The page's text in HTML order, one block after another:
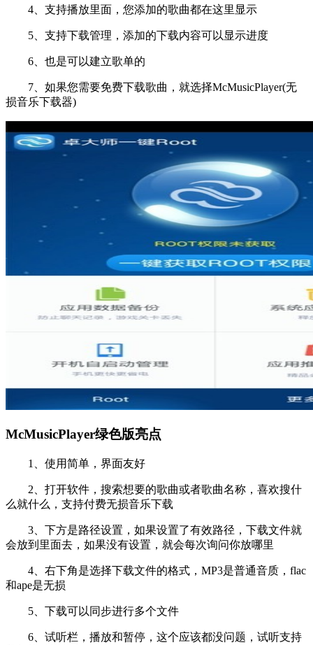
4、支持播放里面，您添加的歌曲都在这里显示
5、支持下载管理，添加的下载内容可以显示进度
6、也是可以建立歌单的
7、如果您需要免费下载歌曲，就选择McMusicPlayer(无
损音乐下载器)
McMusicPlayer绿色版亮点
1、使用简单，界面友好
2、打开软件，搜索想要的歌曲或者歌曲名称，喜欢搜什
么就什么，支持付费无损音乐下载
3、下方是路径设置，如果设置了有效路径，下载文件就
会放到里面去，如果没有设置，就会每次询问你放哪里
4、右下角是选择下载文件的格式，MP3是普通音质，flac
和ape是无损
5、下载可以同步进行多个文件
6、试听栏，播放和暂停，这个应该都没问题，试听支持